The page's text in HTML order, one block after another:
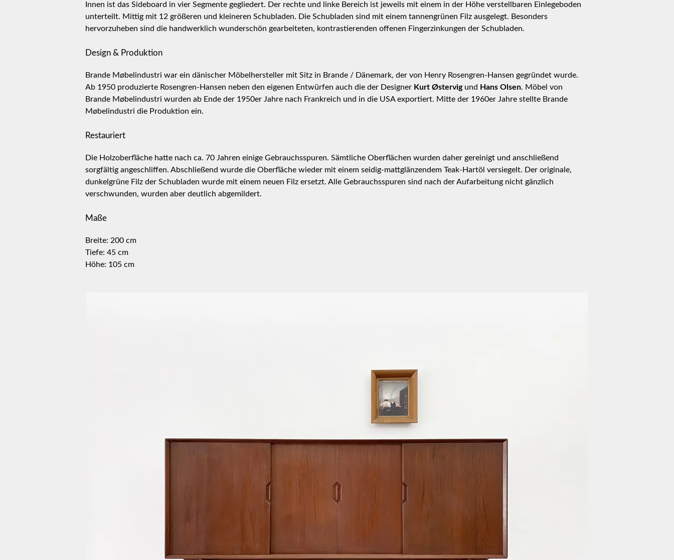
Innen ist das Sideboard in vier Segmente gegliedert. Der rechte und linke Bereich ist jeweils mit einem in der Höhe verstellbaren Einlegeboden
unterteilt. Mittig mit 12 größeren und kleineren Schubladen. Die Schubladen sind mit einem tannengrünen Filz ausgelegt. Besonders
hervorzuheben sind die handwerklich wunderschön gearbeiteten, kontrastierenden offenen Fingerzinkungen der Schubladen.
Design & Produktion
Brande Møbelindustri war ein dänischer Möbelhersteller mit Sitz in Brande / Dänemark, der von Henry Rosengren-Hansen gegründet wurde.
Ab 1950 produzierte Rosengren-Hansen neben den eigenen Entwürfen auch die der Designer Kurt Østervigund Hans Olsen. Möbel von
Brande Møbelindustri wurden ab Ende der 1950er Jahre nach Frankreich und in die USA exportiert. Mitte der 1960er Jahre stellte Brande
Møbelindustri die Produktion ein.
Restauriert
Die Holzoberfläche hatte nach ca. 70 Jahren einige Gebrauchsspuren. Sämtliche Oberflächen wurden daher gereinigt und anschließend
sorgfältig angeschliffen. Abschließend wurde die Oberfläche wieder mit einem seidig-mattglänzendem Teak-Hartöl versiegelt. Der originale,
dunkelgrüne Filz der Schubladen wurde mit einem neuen Filz ersetzt. Alle Gebrauchsspuren sind nach der Aufarbeitung nicht gänzlich
verschwunden, wurden aber deutlich abgemildert.
Maße
Breite: 200 cm
Tiefe: 45 cm
Höhe: 105 cm